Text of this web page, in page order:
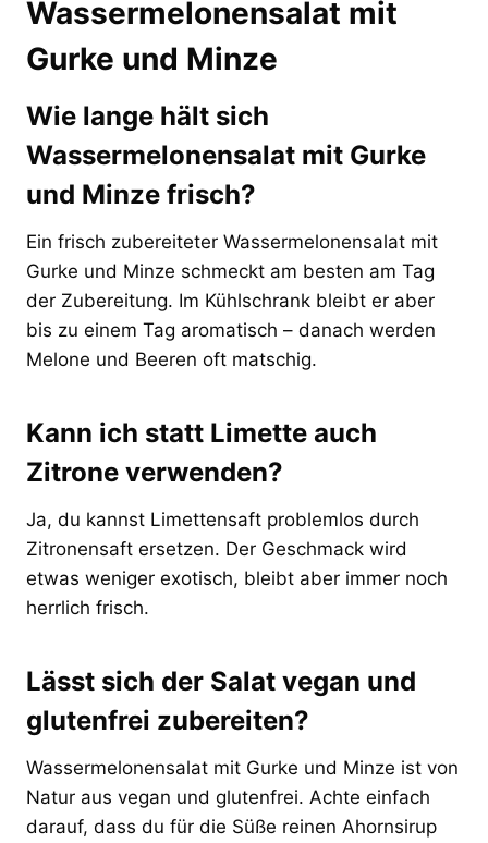
Wassermelonensalat mit
Gurke und Minze
Wie lange hält sich
Wassermelonensalat mit Gurke
und Minze frisch?
Ein frisch zubereiteter Wassermelonensalat mit
Gurke und Minze schmeckt am besten am Tag
der Zubereitung. Im Kühlschrank bleibt er aber
bis zu einem Tag aromatisch – danach werden
Melone und Beeren oft matschig.
Kann ich statt Limette auch
Zitrone verwenden?
Ja, du kannst Limettensaft problemlos durch
Zitronensaft ersetzen. Der Geschmack wird
etwas weniger exotisch, bleibt aber immer noch
herrlich frisch.
Lässt sich der Salat vegan und
glutenfrei zubereiten?
Wassermelonensalat mit Gurke und Minze ist von
Natur aus vegan und glutenfrei. Achte einfach
darauf, dass du für die Süße reinen Ahornsirup